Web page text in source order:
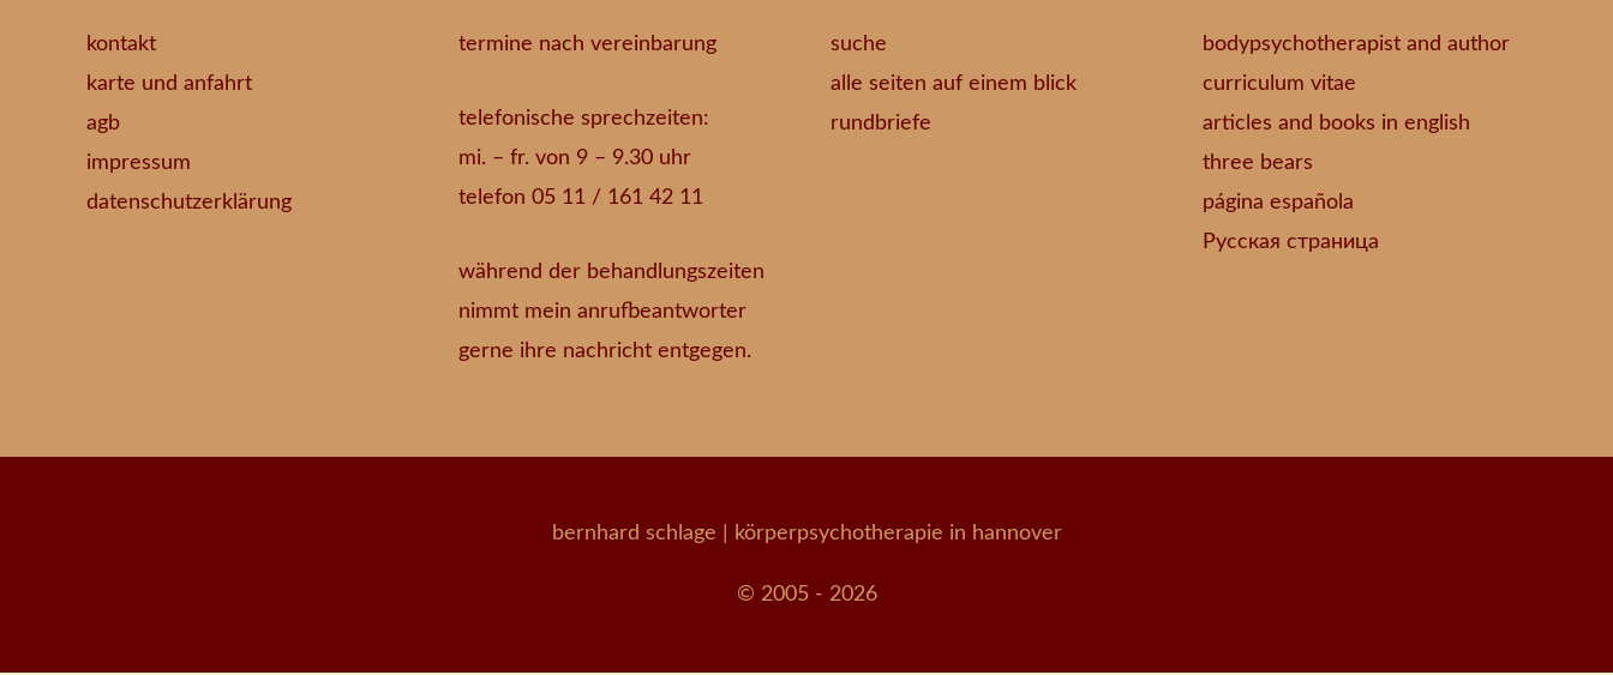
kontakt
karte und anfahrt
agb
impressum
datenschutzerklärung
termine nach vereinbarung
telefonische sprechzeiten:
mi. – fr. von 9 – 9.30 uhr
telefon 05 11 / 161 42 11
während der behandlungszeiten
nimmt mein anrufbeantworter
gerne ihre nachricht entgegen.
suche
alle seiten auf einem blick
rundbriefe
bodypsychotherapist and author
curriculum vitae
articles and books in english
three bears
página española
Русская страница
bernhard schlage | körperpsychotherapie in hannover
© 2005 - 2026